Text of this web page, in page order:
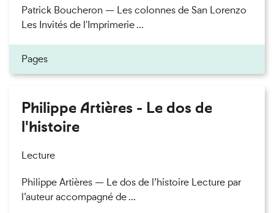
Patrick Boucheron — Les colonnes de San Lorenzo
Les Invités de l'Imprimerie ...
Pages
Philippe Artières - Le dos de
l'histoire
Lecture
Philippe Artières — Le dos de l’histoire Lecture par
l’auteur accompagné de ...